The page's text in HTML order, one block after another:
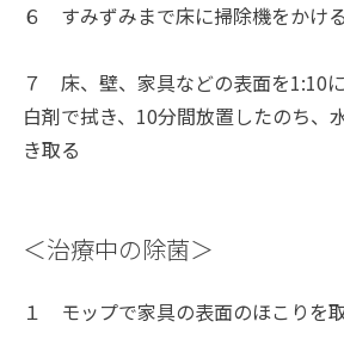
６ すみずみまで床に掃除機をかける
７ 床、壁、家具などの表面を1:10
白剤で拭き、10分間放置したのち、
き取る
＜治療中の除菌＞
１ モップで家具の表面のほこりを取